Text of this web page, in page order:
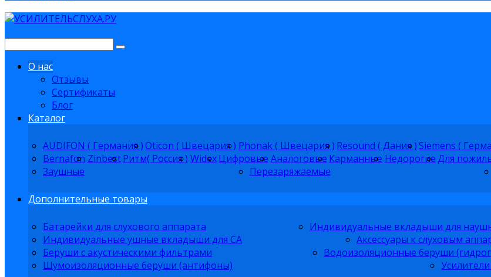
О нас
Отзывы
Сертификаты
Блог
Каталог
AUDIFON ( Германия )Oticon ( Швецария ) Phonak ( Швецария ) Resound ( Дания ) Siemens (
Bernafon Zinbest Ритм( Россия ) Widex Цифровые Аналоговые Карманные НедорогиеДля
Заушные
Перезаряжаемые
Дополнительные товары
Батарейки для слухового аппарата
Индивидуальные вкладыши для
Индивидуальные ушные вкладыши для СА
Аксессуары к слуховым
Беруши с акустическими фильтрами
Водоизоляционные беруши
Шумоизоляционные беруши (антифоны)
Усилители